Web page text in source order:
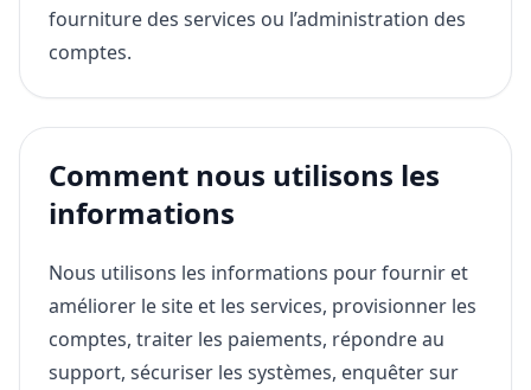
fourniture des services ou l’administration des
comptes.
Comment nous utilisons les
informations
Nous utilisons les informations pour fournir et
améliorer le site et les services, provisionner les
comptes, traiter les paiements, répondre au
support, sécuriser les systèmes, enquêter sur